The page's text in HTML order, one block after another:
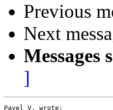
Previous
Next
Messages
]
Pavel V. wrote: